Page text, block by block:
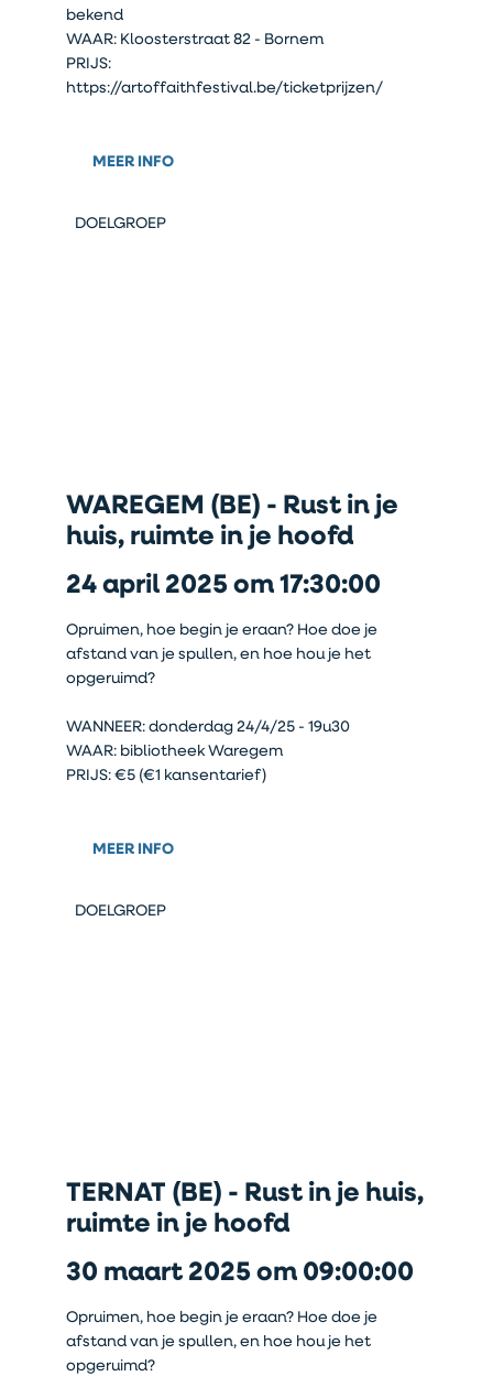
bekend
WAAR: Kloosterstraat 82 - Bornem
PRIJS:
https://artoffaithfestival.be/ticketprijzen/
MEER INFO
DOELGROEP
WAREGEM (BE) - Rust in je
huis, ruimte in je hoofd
24 april 2025 om 17:30:00
Opruimen, hoe begin je eraan? Hoe doe je
afstand van je spullen, en hoe hou je het
opgeruimd?
WANNEER: donderdag 24/4/25 - 19u30
WAAR: bibliotheek Waregem
PRIJS: €5 (€1 kansentarief)
MEER INFO
DOELGROEP
TERNAT (BE) - Rust in je huis,
ruimte in je hoofd
30 maart 2025 om 09:00:00
Opruimen, hoe begin je eraan? Hoe doe je
afstand van je spullen, en hoe hou je het
opgeruimd?